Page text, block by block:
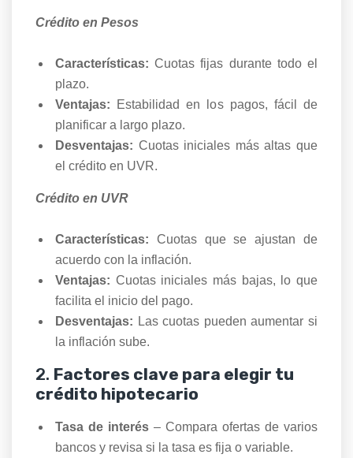
Crédito en Pesos
Características: Cuotas fijas durante todo el
plazo.
Ventajas: Estabilidad en los pagos, fácil de
planificar a largo plazo.
Desventajas: Cuotas iniciales más altas que
el crédito en UVR.
Crédito en UVR
Características: Cuotas que se ajustan de
acuerdo con la inflación.
Ventajas: Cuotas iniciales más bajas, lo que
facilita el inicio del pago.
Desventajas: Las cuotas pueden aumentar si
la inflación sube.
2. Factores clave para elegir tu
crédito hipotecario
Tasa de interés – Compara ofertas de varios
bancos y revisa si la tasa es fija o variable.